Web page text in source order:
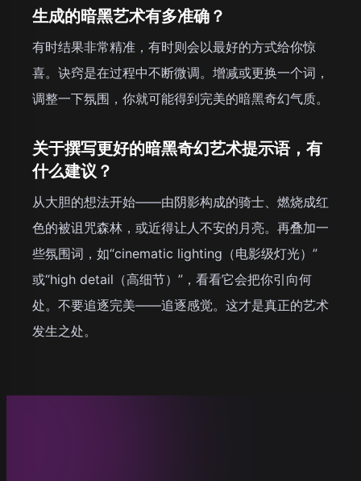
生成的暗黑艺术有多准确？
有时结果非常精准，有时则会以最好的方式给你惊
喜。诀窍是在过程中不断微调。增减或更换一个词，
调整一下氛围，你就可能得到完美的暗黑奇幻气质。
关于撰写更好的暗黑奇幻艺术提示语，有
什么建议？
从大胆的想法开始——由阴影构成的骑士、燃烧成红
色的被诅咒森林，或近得让人不安的月亮。再叠加一
些氛围词，如“cinematic lighting（电影级灯光）”
或“high detail（高细节）”，看看它会把你引向何
处。不要追逐完美——追逐感觉。这才是真正的艺术
发生之处。